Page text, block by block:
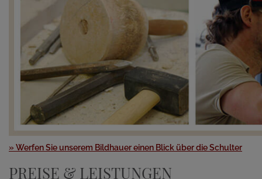
» Werfen Sie unserem Bildhauer einen Blick über die Schulter
PREISE & LEISTUNGEN